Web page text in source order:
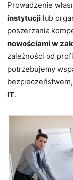
Prowadzenie
instytucji lub
poszerzania
nowościami w
zależności od
potrzebujemy
IT.